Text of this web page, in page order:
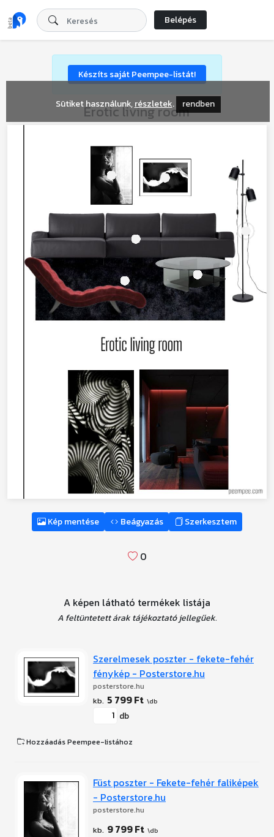
Sütiket használunk,részletek. rendben
Belépés
Készíts saját Peempee-listát!
Erotic living room
Kép mentése Beágyazás Szerkesztem
0
A képen látható termékek listája
A feltüntetett árak tájékoztató jellegűek.
Szerelmesek poszter - fekete-fehér
fénykép - Posterstore.hu
posterstore.hu
5 799 Ft
db
Hozzáadás Peempee-listához
Füst poszter - Fekete-fehér faliképek
- Posterstore.hu
posterstore.hu
9 799 Ft